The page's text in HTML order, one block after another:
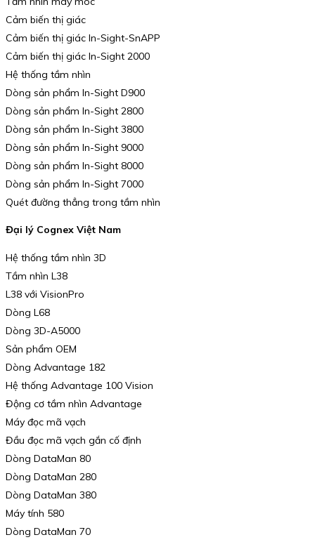
Cảm biến thị giác
Cảm biến thị giác In-Sight-SnAPP
Cảm biến thị giác In-Sight 2000
Hệ thống tầm nhìn
Dòng sản phẩm In-Sight D900
Dòng sản phẩm In-Sight 2800
Dòng sản phẩm In-Sight 3800
Dòng sản phẩm In-Sight 9000
Dòng sản phẩm In-Sight 8000
Dòng sản phẩm In-Sight 7000
Quét đường thẳng trong tầm nhìn
Đại lý Cognex Việt Nam
Hệ thống tầm nhìn 3D
Tầm nhìn L38
L38 với VisionPro
Dòng L68
Dòng 3D-A5000
Sản phẩm OEM
Dòng Advantage 182
Hệ thống Advantage 100 Vision
Động cơ tầm nhìn Advantage
Máy đọc mã vạch
Đầu đọc mã vạch gắn cố định
Dòng DataMan 80
Dòng DataMan 280
Dòng DataMan 380
Máy tính 580
Dòng DataMan 70